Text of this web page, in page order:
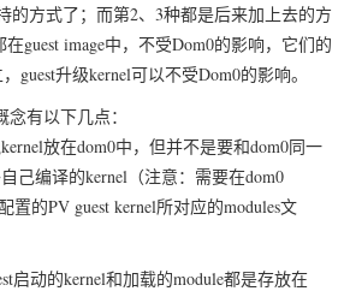
的方式了；而第2、3种都是后来加上去的方
在guest image中，不受Dom0的影响，它们的
guest升级kernel可以不受Dom0的影响。
有以下几点：
放在dom0中，但并不是要和dom0同一
己编译的kernel（注意：需要在dom0
置的PV guest kernel所对应的modules文
启动的kernel和加载的module都是存放在